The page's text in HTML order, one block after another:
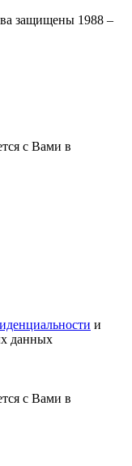
защищены 1988 –
с Вами в
и
данных
с Вами в